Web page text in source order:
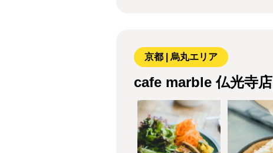
京都 | 烏丸エリア
cafe marble 仏光寺店